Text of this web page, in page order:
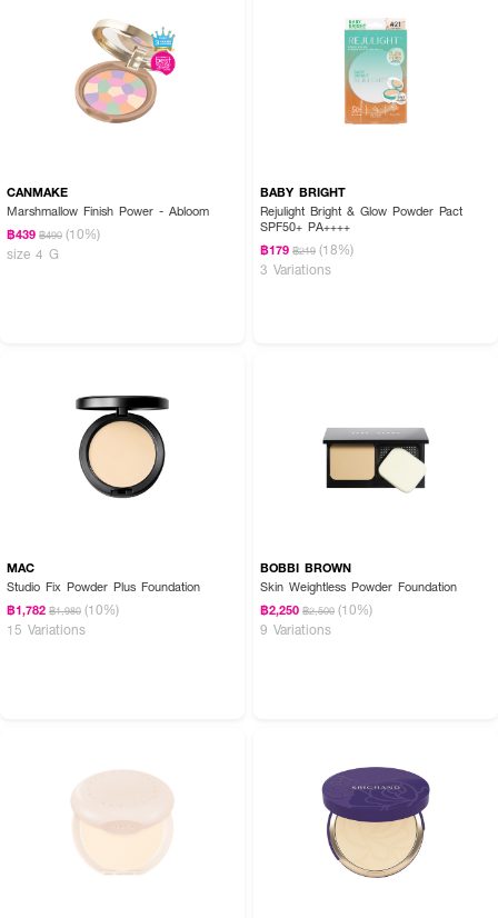
● กดซับเบาๆ ให้ทั่วผิวหน้า
● เกลี่ยให้เนียนเรียบสม่ำเสมอกันทั้งใบหน้าและลำคอ
Talc, Mica, Titanium Dioxide (Nano)
FAQ:
● ใช้ทาไปดำน้ำได้ไหมคะ?: ได้เลยค่ะ นอกจากจะกันน้ำได้ดีแล้ว ยังเป็นสูตร Reef
Safe ที่อ่อนโยนต่อปะการังและสิ่งแวดล้อมด้วยค่ะ
ปกปิดเรียบเนียน พร้อมลุยทุกกิจกรรมสู้แดดสู้หน้าฝน 🧸💖 ผิวแมทสวยออร่า
CANMAKE
Marshmallow Finish Power - Abloom
฿439 ฿490 (10%)
size 4 G
BABY BRIGHT
Rejulight Bright & Glow Powder Pact
SPF50+ PA++++
฿179 ฿219 (18%)
3 Variations
MAC
Studio Fix Powder Plus Foundation
฿1,782 ฿1,980 (10%)
15 Variations
BOBBI BROWN
Skin Weightless Powder Foundation
฿2,250 ฿2,500 (10%)
9 Variations